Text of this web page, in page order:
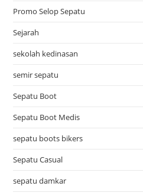
Promo Selop Sepatu
Sejarah
sekolah kedinasan
semir sepatu
Sepatu Boot
Sepatu Boot Medis
sepatu boots bikers
Sepatu Casual
sepatu damkar